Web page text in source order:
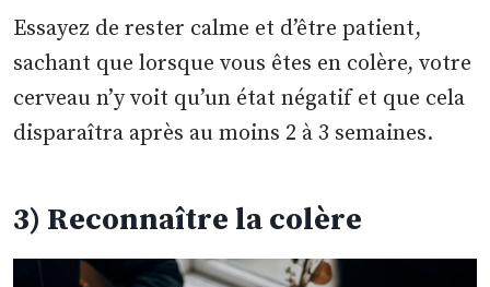
Essayez de rester calme et d’être patient,
sachant que lorsque vous êtes en colère, votre
cerveau n’y voit qu’un état négatif et que cela
disparaîtra après au moins 2 à 3 semaines.
3) Reconnaître la colère